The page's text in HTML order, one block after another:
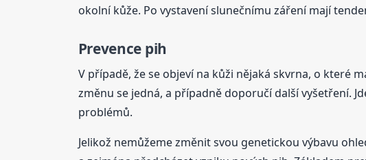
okolní kůže. Po vystavení slunečnímu záření mají
Prevence pih
V případě, že se objeví na kůži nějaká skvrna, o které
změnu se jedná, a případně doporučí další vyšetření.
problémů.
Jelikož nemůžeme změnit svou genetickou výbavu